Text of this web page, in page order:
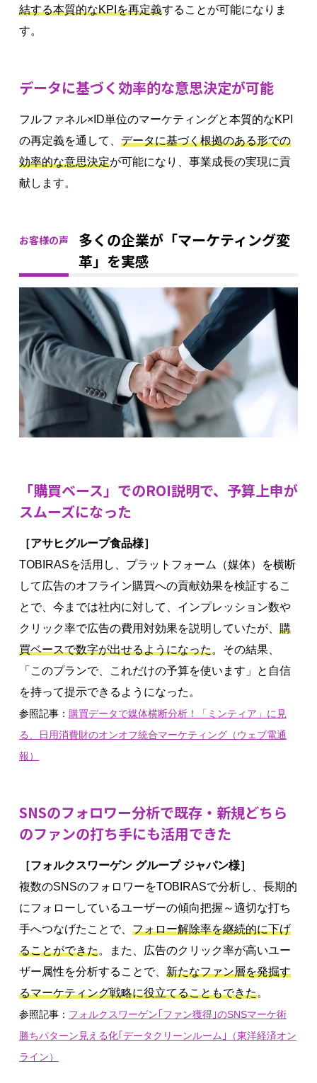
結する本質的なKPIを再定義することが可能になりま
す。
データに基づく効率的な意思決定が可能
フルファネル×ID単位のマーケティングと本質的なKPI
の再定義を通して、 データに基づく根拠のある形での
効率的な意思決定が可能になり、事業成長の実現に貢
献します。
お客様の声
多くの企業が「マーケティング変
革」を実感
「購買ベース」でのROI説明で、予算上申が
スムーズになった
［アサヒグループ食品様］
TOBIRASを活用し、プラットフォーム（媒体）を横断
して広告のオフライン購買への貢献効果を検証するこ
とで、今までは社内に対して、インプレッション数や
クリック率で広告の費用対効果を説明していたが、 購
買ベースで数字が出せるようになった。その結果、
「このプランで、これだけの予算を使います」と自信
を持って提示できるようになった。
参照記事： 購買データで媒体横断分析！「ミンティア」に見
る、日用消費財のオンオフ統合マーケティング（ウェブ電通
報）
SNSのフォロワー分析で既存・新規どちら
のファンの打ち手にも活用できた
［フォルクスワーゲン グループ ジャパン様］
複数のSNSのフォロワーをTOBIRASで分析し、長期的
にフォローしているユーザーの傾向把握～適切な打ち
手へつなげたことで、 フォロー解除率を継続的に下げ
ることができた。また、広告のクリック率が高いユー
ザー属性を分析することで、 新たなファン層を発掘す
るマーケティング戦略に役立てることもできた。
参照記事： フォルクスワーゲン｢ファン獲得｣のSNSマーケ術
勝ちパターン見える化｢データクリーンルーム｣（東洋経済オン
ライン）